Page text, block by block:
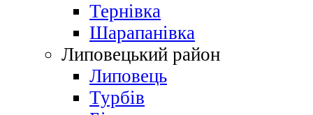
Тернівка
Шарапанівка
Липовецький район
Липовець
Турбів